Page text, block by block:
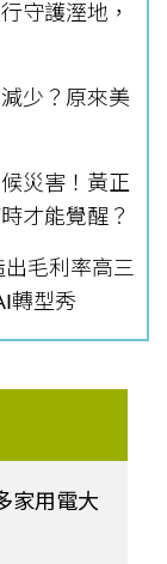
守護溼地，
少？原來美
災害！黃正
才能覺醒？
毛利率高三
轉型秀
家用電大